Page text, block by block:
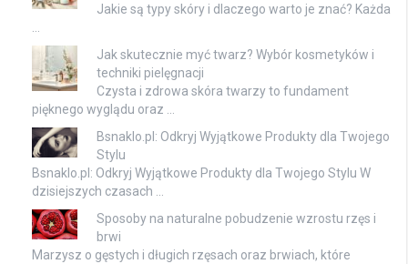
Jakie są typy skóry i dlaczego warto je znać? Każda
Jak skutecznie myć twarz? Wybór kosmetyków i
techniki pielęgnacji
Czysta i zdrowa skóra twarzy to fundament
pięknego wyglądu oraz …
Bsnaklo.pl: Odkryj Wyjątkowe Produkty dla Twojego
Stylu
Bsnaklo.pl: Odkryj Wyjątkowe Produkty dla Twojego Stylu W
dzisiejszych czasach …
Sposoby na naturalne pobudzenie wzrostu rzęs i
brwi
Marzysz o gęstych i długich rzęsach oraz brwiach, które